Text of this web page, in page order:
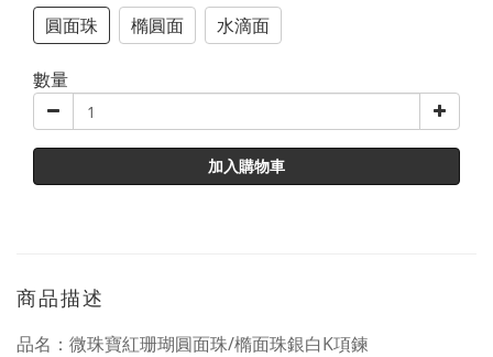
圓面珠
橢圓面 水滴面
數量
加入購物車
商品描述
品名：微珠寶紅珊瑚圓面珠/橢面珠銀白K項鍊